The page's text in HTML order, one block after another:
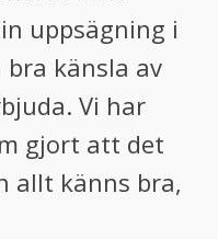
uppsägning i
bra känsla av
Vi har
gjort att det
allt känns bra,